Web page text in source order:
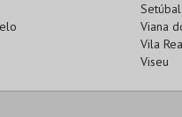
Setúbal
Viana
Vila
Viseu